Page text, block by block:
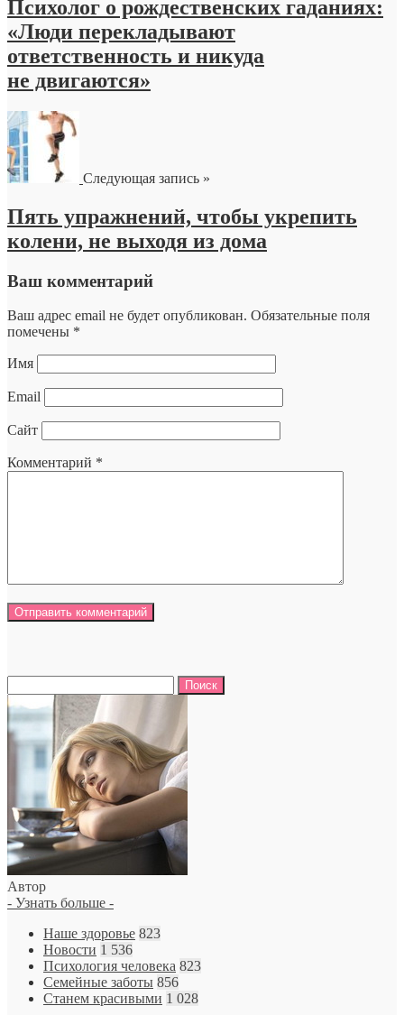
Психолог о рождественских гаданиях:
«Люди перекладывают
ответственность и никуда
не двигаются»
Следующая запись »
Пять упражнений, чтобы укрепить
колени, не выходя из дома
Ваш комментарий
Ваш адрес email не будет опубликован. Обязательные поля
помечены *
Имя
Email
Сайт
Комментарий *
Автор
- Узнать больше -
Наше здоровье 823
Новости 1 536
Психология человека 823
Семейные заботы 856
Станем красивыми 1 028